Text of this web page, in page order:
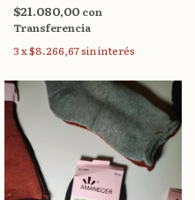
$21.080,00 con
Transferencia
3x$8.266,67sin interés